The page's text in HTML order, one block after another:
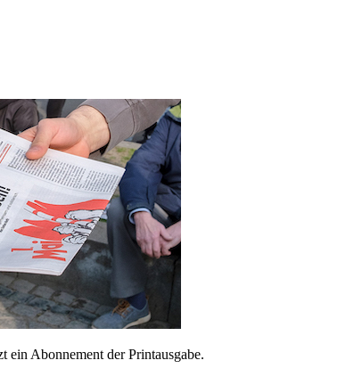
ein Abonnement der Printausgabe.